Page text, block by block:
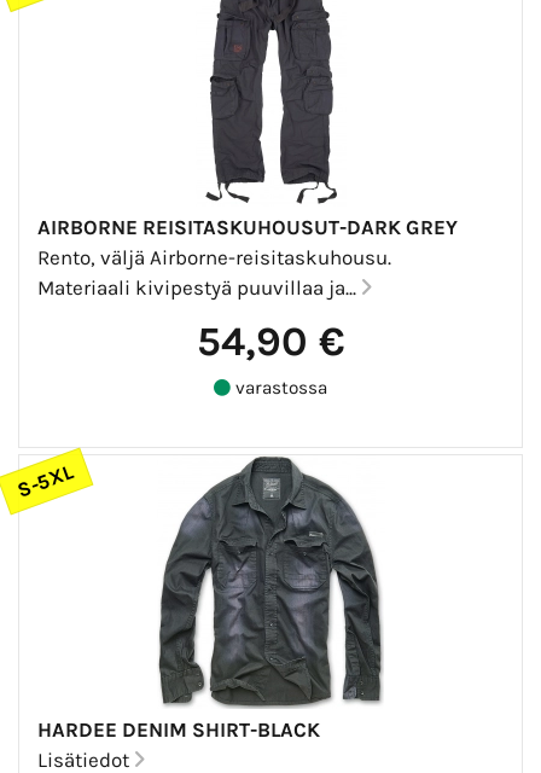
AIRBORNE REISITASKUHOUSUT-DARK GREY
Rento, väljä Airborne-reisitaskuhousu.
Materiaali kivipestyä puuvillaa ja...
54,90 €
varastossa
S-5XL
HARDEE DENIM SHIRT-BLACK
Lisätiedot